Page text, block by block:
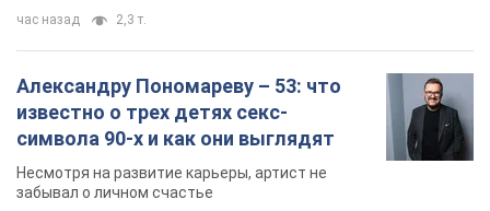
час назад 2,3 т.
Александру Пономареву – 53: что
известно о трех детях секс-
символа 90-х и как они выглядят
Несмотря на развитие карьеры, артист не
забывал о личном счастье